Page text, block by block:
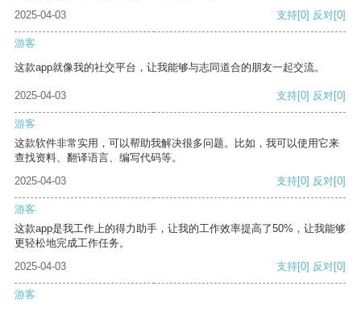
2025-04-03
支持[0] 反对[0]
游客
这款app就像我的社交平台，让我能够与志同道合的朋友一起交流。
2025-04-03 支持[0] 反对[0]
游客
这款软件非常实用，可以帮助我解决很多问题。比如，我可以使用它来
查找资料、翻译语言、编写代码等。
2025-04-03
支持[0] 反对[0]
游客
这款app是我工作上的得力助手，让我的工作效率提高了50%，让我能够
更轻松地完成工作任务。
2025-04-03
支持[0] 反对[0]
游客